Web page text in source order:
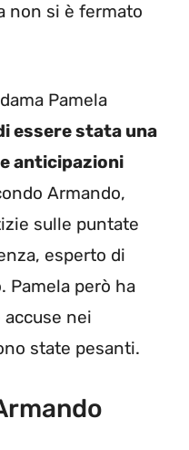
non si è fermato
Pamela
essere stata una
anticipazioni
Armando,
sulle puntate
esperto di
Pamela però ha
nei
state pesanti.